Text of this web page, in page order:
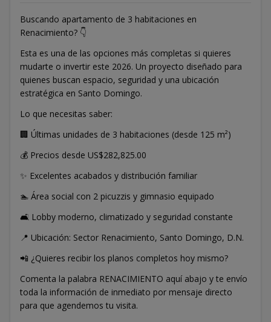
Buscando apartamento de 3 habitaciones en
Renacimiento? 👇
Esta es una de las opciones más completas si quieres
mudarte o invertir este 2026. Un proyecto diseñado para
quienes buscan espacio, seguridad y una ubicación
estratégica en Santo Domingo.
Lo que necesitas saber:
🏢 Últimas unidades de 3 habitaciones (desde 125 m²)
💰 Precios desde US$282,825.00
✨ Excelentes acabados y distribución familiar
🏊 Área social con 2 picuzzis y gimnasio equipado
🛋️ Lobby moderno, climatizado y seguridad constante
📍 Ubicación: Sector Renacimiento, Santo Domingo, D.N.
📲 ¿Quieres recibir los planos completos hoy mismo?
Comenta la palabra RENACIMIENTO aquí abajo y te envío
toda la información de inmediato por mensaje directo
para que agendemos tu visita.